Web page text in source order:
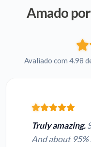
Amado por
Avaliado com 4.98
Truly amazing.
And about